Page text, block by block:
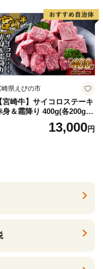
崎県えびの市
宮崎牛】サイコロステーキ
身＆霜降り 400g(各200g×
P 計2P) 真空パック 冷凍
13,000円